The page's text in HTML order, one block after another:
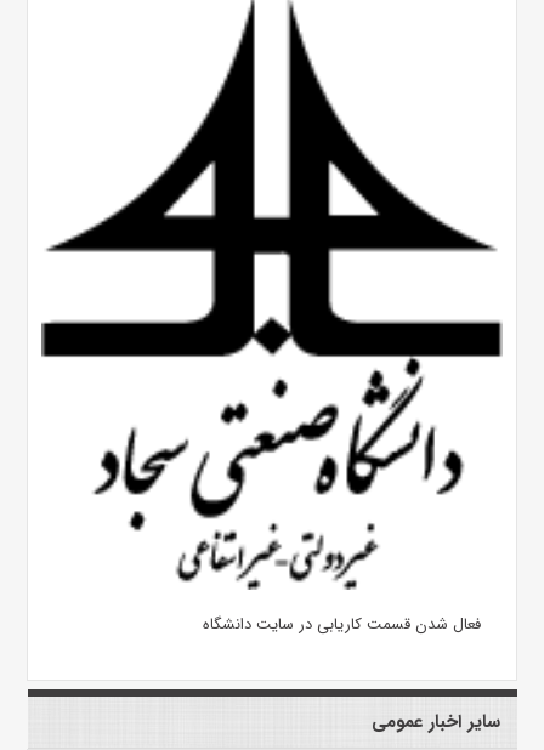
فعال شدن قسمت کاریابی در سایت دانشگاه
سایر اخبار عمومی